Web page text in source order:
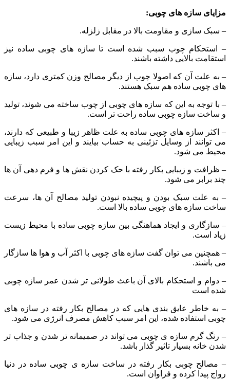
مزایای سازه های چوبی:
– سبک سازی و مقاومت بالا در مقابل زلزله.
– استحکام چوب سبب شده است تا سازه های چوبی ساده نیز
استقامت بالایی داشته باشند.
– به علت آن که اصولا چوب از دیگر مصالح وزن کمتری دارد، سازه
های چوبی ساده هم سبک هستند.
– با توجه به این که سازه های چوبی از چوب ساخته می شوند، تولید
و ساخت سازه چوبی ساده راحت تر است.
– اکثر سازه های چوبی ساده به علت ظاهر زیبا و طبیعی که دارند،
می توانند از وسایل تزئینی به حساب بیایند و این امر سبب زیبایی
محیط می شود.
– ظرافت و زیبایی بکار رفته با حک کردن نقش ها و فرم دهی آن ها
چند برابر می شود.
– به علت سبک بودن و پیچیده نبودن تولید مصالح آن ها، سرعت
ساخت سازه های چوبی ساده بالا است.
– سازگاری و ایجاد هماهنگی بین سازه چوبی ساده با محیط زیست
زیاد است.
– همچنین می توان گفت سازه های چوبی با اکثر آب و هوا ها سازگار
می باشند.
– دوام و استحکام بالای آن باعث طولانی تر شدن عمر سازه چوبی
شده است
– به خاطر عایق بندی هایی که در مصالح بکار رفته در سازه های
چوبی استفاده شده، این امر سبب کاهش مصرف انرژی می شود.
– رنگ گرم سازه ی چوبی می تواند در صمیمانه تر شدن و جذاب تر
شدن خانه بسیار تاثیر گذار باشد.
– مصالح چوبی بکار رفته در ساخت سازه ی چوبی ساده در دنیا
رواج پیدا کرده و فراوان است.